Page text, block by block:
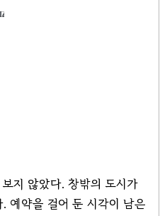
지 않았다. 창밖의 도시가
예약을 걸어 둔 시각이 남은